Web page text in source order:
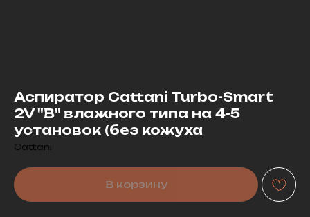
Аспиратор Cattani Turbo-Smart
2V "B" влажного типа на 4-5
установок (без кожуха
Cattani
В корзину